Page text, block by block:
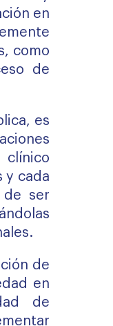
en
como
de
es
clínico
y cada
de ser
de
en
de